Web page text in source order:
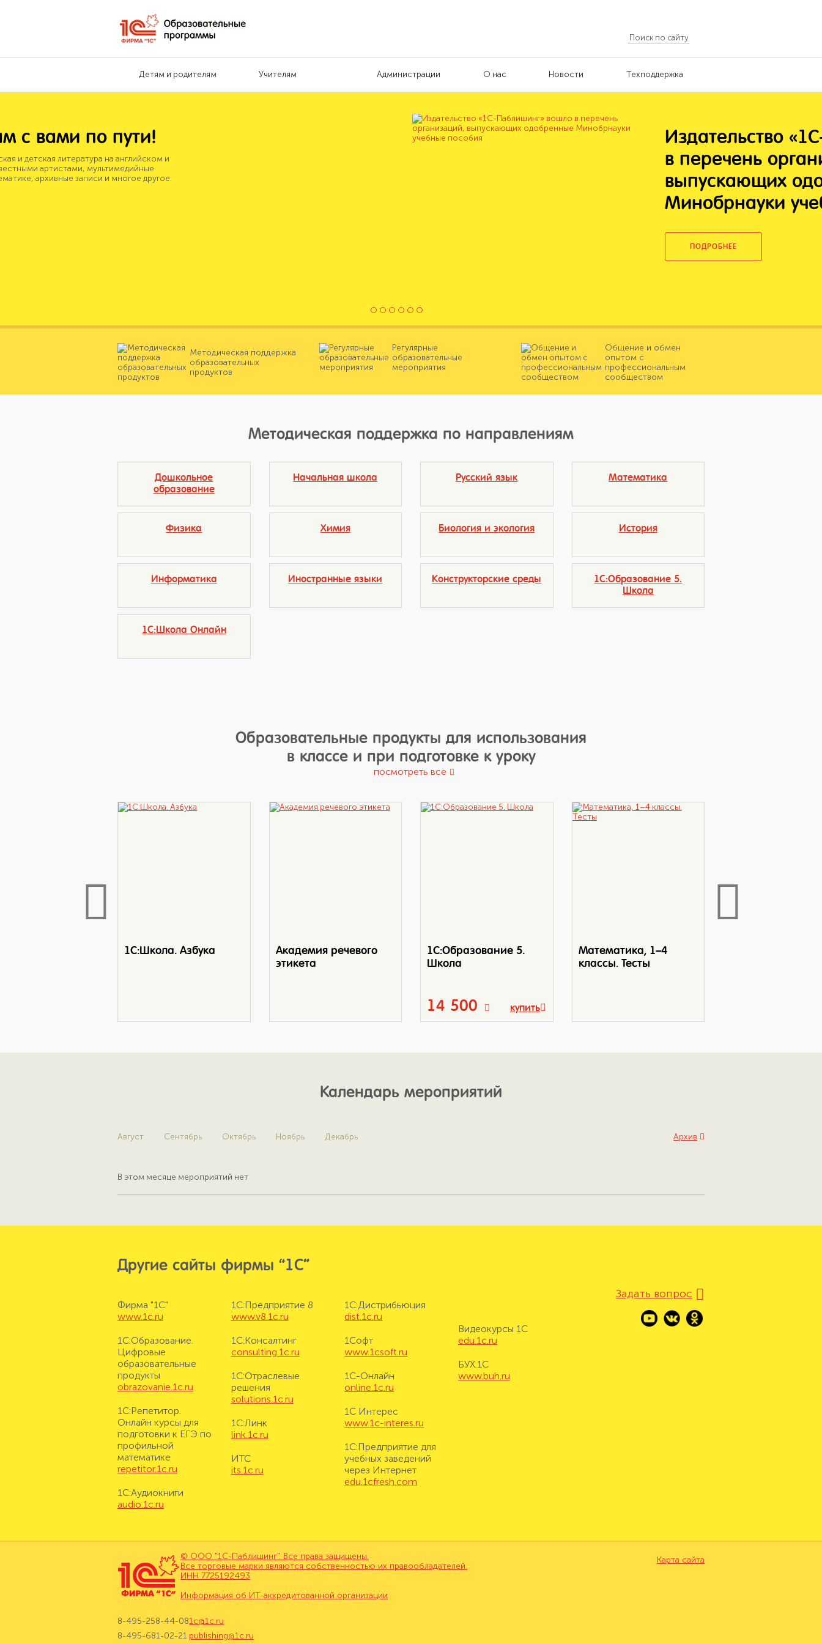
Детям и родителям Учителям Администрации О нас Новости Техподдержка
Издательство «1С-Паблишинг» вошло
Методическая поддержка
образовательных
продуктов
Регулярные
образовательные
мероприятия
Общение и обмен
опытом с
профессиональным
сообществом
Методическая поддержка по направлениям
Дошкольное
образование
Начальная школа Русский язык Математика
Физика Химия Биология и экология История
Информатика Иностранные языки Конструкторские среды
1С:Образование 5.
Школа
1С:Школа Онлайн
Образовательные продукты для использования
в классе и при подготовке к уроку
посмотреть все
1С:Школа. Азбука
Академия речевого
этикета
1С:Образование 5.
Школа
14 500 купить
Математика, 1–4
классы. Тесты
Календарь мероприятий
Август Сентябрь Октябрь Ноябрь Декабрь Архив
В этом месяце мероприятий нет
Другие сайты фирмы “1С”
Фирма "1С"
www.1c.ru
1С:Образование.
Цифровые
образовательные
продукты
obrazovanie.1c.ru
1С:Репетитор.
Онлайн курсы для
подготовки к ЕГЭ по
профильной
математике
repetitor.1c.ru
1С:Аудиокниги
audio.1c.ru
1С:Предприятие 8
www.v8.1c.ru
1С:Консалтинг
consulting.1c.ru
1С:Отраслевые
решения
solutions.1c.ru
1С:Линк
link.1c.ru
ИТС
its.1c.ru
1С:Дистрибьюция
dist.1c.ru
1Софт
www.1csoft.ru
1С-Онлайн
online.1c.ru
1С Интерес
www.1c-interes.ru
1С:Предприятие для
учебных заведений
через Интернет
edu.1cfresh.com
Видеокурсы 1С
edu.1c.ru
БУХ.1С
www.buh.ru
Задать вопрос
© ООО "1С-Паблишинг". Все права защищены.
Все торговые марки являются собственностью их правообладателей.
ИНН 7725192493
Информация об ИТ-аккредитованной организации
Карта сайта
8-495-258-44-08
8-495-681-02-21
1c@1c.ru
publishing@1c.ru